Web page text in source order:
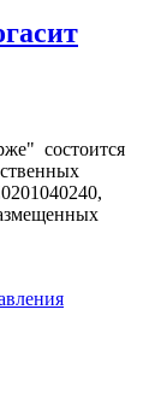
состоится